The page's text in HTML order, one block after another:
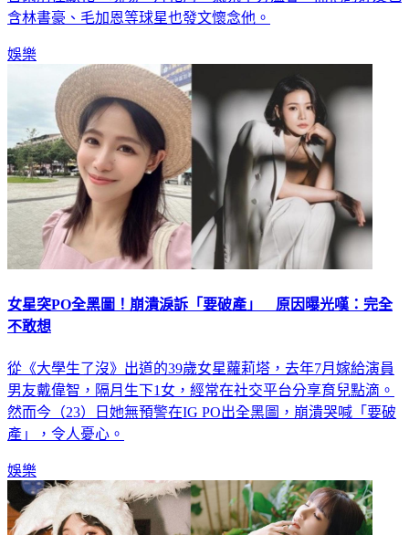
含林書豪、毛加恩等球星也發文懷念他。
娛樂
女星突PO全黑圖！崩潰淚訴「要破產」 原因曝光嘆：完全
不敢想
從《大學生了沒》出道的39歲女星蘿莉塔，去年7月嫁給演員
男友戴偉智，隔月生下1女，經常在社交平台分享育兒點滴。
然而今（23）日她無預警在IG PO出全黑圖，崩潰哭喊「要破
產」，令人憂心。
娛樂